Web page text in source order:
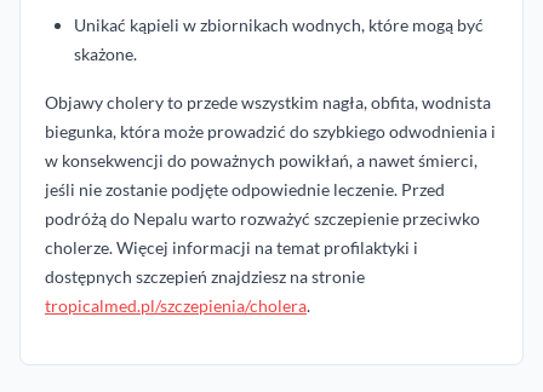
Unikać kąpieli w zbiornikach wodnych, które mogą być
skażone.
Objawy cholery to przede wszystkim nagła, obfita, wodnista
biegunka, która może prowadzić do szybkiego odwodnienia i
w konsekwencji do poważnych powikłań, a nawet śmierci,
jeśli nie zostanie podjęte odpowiednie leczenie. Przed
podróżą do Nepalu warto rozważyć szczepienie przeciwko
cholerze. Więcej informacji na temat profilaktyki i
dostępnych szczepień znajdziesz na stronie
tropicalmed.pl/szczepienia/cholera.